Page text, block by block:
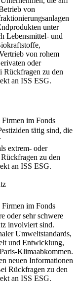
von
unter
Lebensmittel- und
von rohem
oder
Rückfragen zu den
an ISS ESG.
im Fonds
tätig sind, die
extrem- oder
zu den
an ISS ESG.
im Fonds
oder sehr schwere
involviert sind.
Umweltstandards,
und Entwicklung,
Klimaabkommen.
neuen Informationen
Rückfragen zu den
an ISS ESG.